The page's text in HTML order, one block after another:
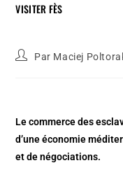
VISITER FÈS
Par Maciej
Le commerce des
d’une économie
et de négociations.